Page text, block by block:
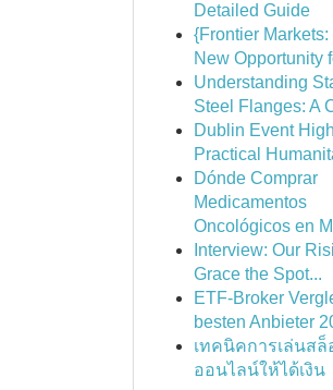
Detailed Guide
{Frontier Markets:
New Opportunity
Understanding
Steel Flanges: A
Dublin Event
Practical
Dónde Comprar
Medicamentos
Oncológicos en
Interview: Our
Grace the Spot...
ETF-Broker
besten Anbieter
เทคนิคการเล่นสล็
ออนไลน์ให้ได้เงิน